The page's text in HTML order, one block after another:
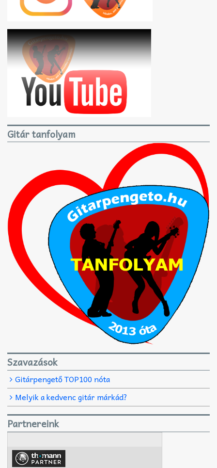
Gitár tanfolyam
Szavazások
Gitárpengető TOP100 nóta
Melyik a kedvenc gitár márkád?
Partnereink